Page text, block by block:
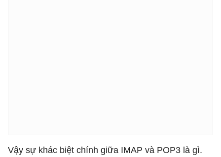
Vậy sự khác biệt chính giữa IMAP và POP3 là gì.